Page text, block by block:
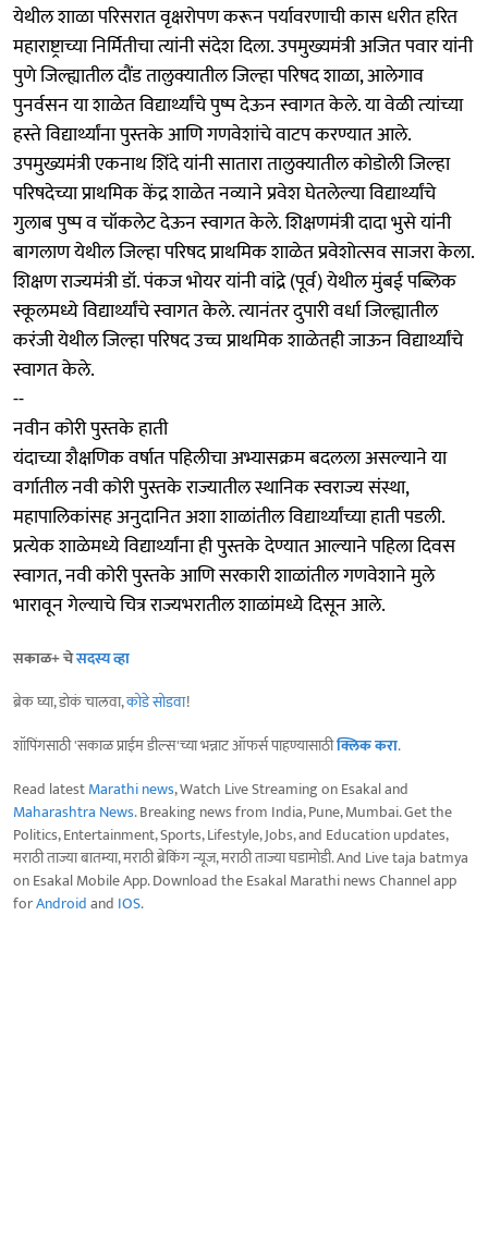
येथील शाळा परिसरात वृक्षरोपण करून पर्यावरणाची कास धरीत हरित
महाराष्ट्राच्या निर्मितीचा त्यांनी संदेश दिला. उपमुख्यमंत्री ‍अजित पवार यांनी
पुणे जिल्ह्यातील दौंड तालुक्यातील जिल्हा परिषद शाळा, आलेगाव
पुनर्वसन या शाळेत विद्यार्थ्यांचे पुष्प देऊन स्वागत केले. या वेळी त्‍यांच्या
हस्ते विद्यार्थ्यांना पुस्तके आणि गणवेशांचे वाटप करण्यात आले.
उपमुख्यमंत्री एकनाथ शिंदे यांनी सातारा तालुक्यातील कोडोली जिल्हा
परिषदेच्या प्राथमिक केंद्र शाळेत नव्याने प्रवेश घेतलेल्या विद्यार्थ्यांचे
गुलाब पुष्प व चॉकलेट देऊन स्वागत केले. शिक्षणमंत्री दादा भुसे यांनी
बागलाण येथील जिल्हा परिषद प्राथमिक शाळेत प्रवेशोत्सव साजरा केला.
शिक्षण राज्यमंत्री डॉ. पंकज भोयर यांनी वांद्रे (पूर्व) येथील मुंबई पब्लिक
स्कूलमध्ये विद्यार्थ्यांचे स्वागत केले. त्यानंतर दुपारी वर्धा जिल्ह्यातील
करंजी येथील जिल्हा परिषद उच्च प्राथमिक शाळेतही जाऊन विद्यार्थ्यांचे
स्वागत केले.
--
नवीन कोरी पुस्तके हाती
यंदाच्या शैक्षणिक वर्षात पहिलीचा अभ्यासक्रम बदलला असल्याने या
वर्गातील नवी कोरी पुस्तके राज्यातील स्थानिक स्वराज्य संस्था,
महापालिकांसह अनुदानित अशा शाळांतील विद्यार्थ्यांच्या हाती पडली.
प्रत्येक शाळेमध्ये विद्यार्थ्यांना ही पुस्तके देण्यात आल्याने पहिला दिवस
स्वागत, नवी कोरी पुस्तके आणि सरकारी शाळांतील गणवेशाने मुले
भारावून गेल्याचे चित्र राज्यभरातील शाळांमध्ये दिसून आले.
सकाळ+ चेसदस्य व्हा
ब्रेक घ्या, डोकं चालवा,कोडे सोडवा!
शॉपिंगसाठी 'सकाळ प्राईम डील्स'च्या भन्नाट ऑफर्स पाहण्यासाठीक्लिक करा.
Read latestMarathi news, Watch Live Streaming on Esakal and
Maharashtra News. Breaking news from India, Pune, Mumbai. Get the
Politics, Entertainment, Sports, Lifestyle, Jobs, and Education updates,
मराठी ताज्या बातम्या, मराठी ब्रेकिंग न्यूज, मराठी ताज्या घडामोडी. And Live taja batmya
on Esakal Mobile App. Download the Esakal Marathi news Channel app
forAndroidand IOS.